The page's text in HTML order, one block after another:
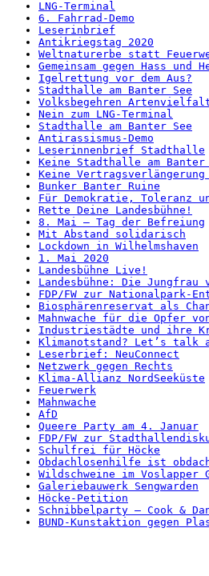
LNG-Terminal
6. Fahrrad-Demo
Leserinbrief
Antikriegstag 2020
Weltnaturerbe statt
Gemeinsam gegen Hass und
Igelrettung vor dem Aus?
Stadthalle am Banter See
Volksbegehren
Nein zum LNG-Terminal
Stadthalle am Banter See
Antirassismus-Demo
Leserinnenbrief Stadthalle
Keine Stadthalle am Banter
Keine
Bunker Banter Ruine
Für Demokratie, Toleranz
Rette Deine Landesbühne!
8. Mai – Tag der Befreiung
Mit Abstand solidarisch
Lockdown in Wilhelmshaven
1. Mai 2020
Landesbühne Live!
Landesbühne: Die Jungfrau
FDP/FW zur Nationalpark-
Biosphärenreservat als
Mahnwache für die Opfer
Industriestädte und ihre
Klimanotstand? Let’s talk
Leserbrief: NeuConnect
Netzwerk gegen Rechts
Klima-Allianz NordSeeküste
Feuerwerk
Mahnwache
AfD
Queere Party am 4. Januar
FDP/FW zur
Schulfrei für Höcke
Obdachlosenhilfe ist
Wildschweine im Voslapper
Galeriebauwerk Sengwarden
Höcke-Petition
Schnibbelparty – Cook &
BUND-Kunstaktion gegen